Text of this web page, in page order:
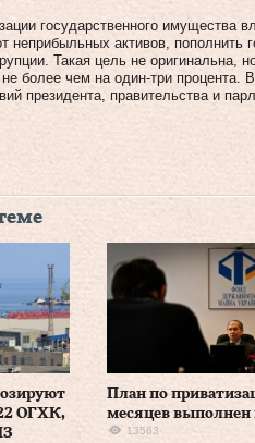
государственного имущества
неприбыльных активов,
Такая цель не оригинальна,
более чем на один-три
президента, правительства и
ОГХК,
План по
месяцев выполнен
13563